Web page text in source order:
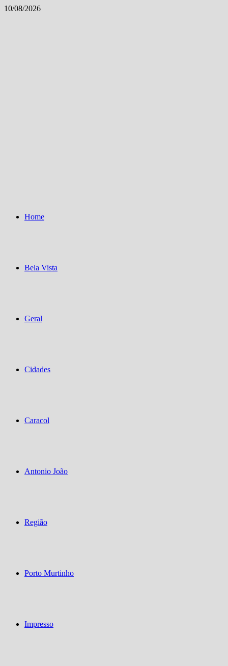
Skip
10/08/2026
Home
Bela Vista
Geral
Cidades
Caracol
Antonio João
Região
Porto Murtinho
Impresso